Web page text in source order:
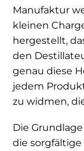
Manufaktur
kleinen
hergestellt,
den
genau diese
jedem
zu widmen,
Die
die